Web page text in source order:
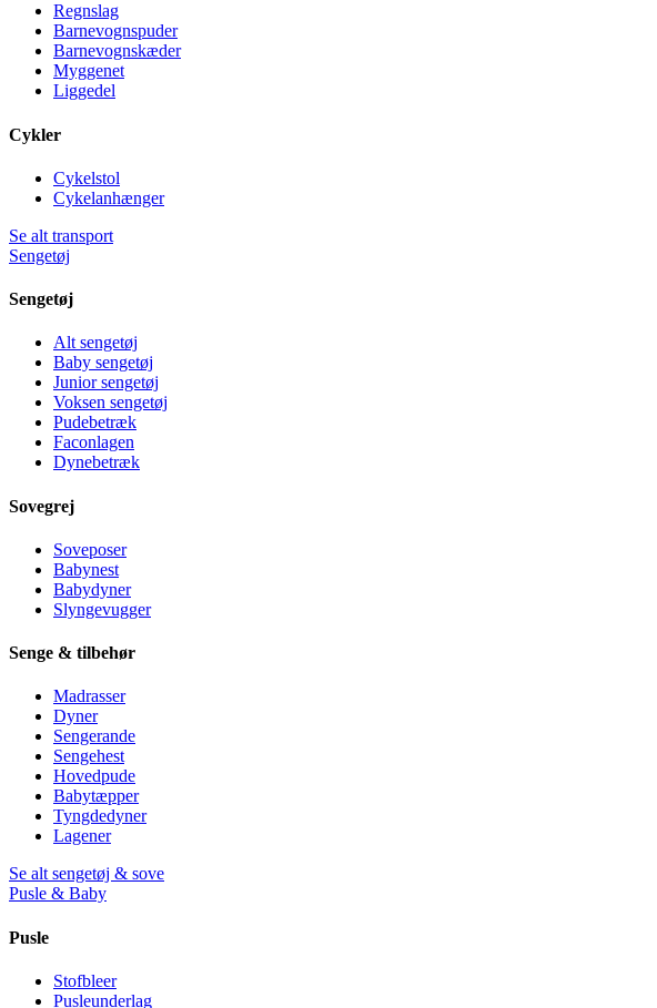
Regnslag
Barnevognspuder
Barnevognskæder
Myggenet
Liggedel
Cykler
Cykelstol
Cykelanhænger
Se alt transport
Sengetøj
Sengetøj
Alt sengetøj
Baby sengetøj
Junior sengetøj
Voksen sengetøj
Pudebetræk
Faconlagen
Dynebetræk
Sovegrej
Soveposer
Babynest
Babydyner
Slyngevugger
Senge & tilbehør
Madrasser
Dyner
Sengerande
Sengehest
Hovedpude
Babytæpper
Tyngdedyner
Lagener
Se alt sengetøj & sove
Pusle & Baby
Pusle
Stofbleer
Pusleunderlag